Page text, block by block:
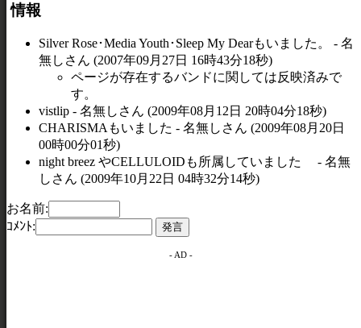
情報
Silver Rose･Media Youth･Sleep My Dearもいました。 - 名
無しさん (2007年09月27日 16時43分18秒)
ページが存在するバンドに関しては反映済みで
す。
vistlip - 名無しさん (2009年08月12日 20時04分18秒)
CHARISMAもいました - 名無しさん (2009年08月20日
00時00分01秒)
night breez やCELLULOIDも所属していました - 名無
しさん (2009年10月22日 04時32分14秒)
お名前:
ｺﾒﾝﾄ:
- AD -